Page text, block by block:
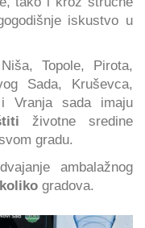
iskustvo u
Topole, Pirota,
Sada, Kruševca,
Vranja sada imaju
životne sredine
gradu.
ambalažnog
gradova.